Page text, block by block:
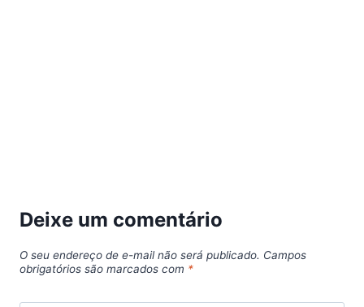
Deixe um comentário
O seu endereço de e-mail não será publicado. Campos
obrigatórios são marcados com *